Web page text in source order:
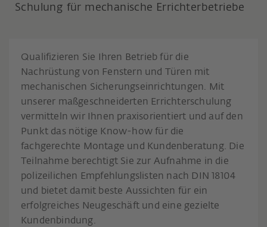
Schulung für mechanische Errichterbetriebe
Qualifizieren Sie Ihren Betrieb für die
Nachrüstung von Fenstern und Türen mit
mechanischen Sicherungseinrichtungen. Mit
unserer maßgeschneiderten Errichterschulung
vermitteln wir Ihnen praxisorientiert und auf den
Punkt das nötige Know-how für die
fachgerechte Montage und Kundenberatung. Die
Teilnahme berechtigt Sie zur Aufnahme in die
polizeilichen Empfehlungslisten nach DIN 18104
und bietet damit beste Aussichten für ein
erfolgreiches Neugeschäft und eine gezielte
Kundenbindung.